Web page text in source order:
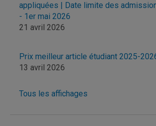
appliquées | Date limite des
- 1er mai 2026
21 avril 2026
Prix meilleur article étudiant 2025-
13 avril 2026
Tous les affichages